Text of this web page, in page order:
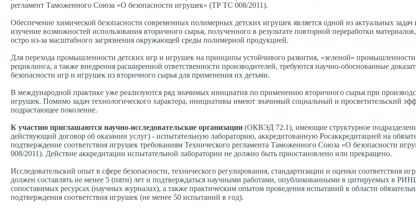
регламент Таможенного Союза «О безопасности игрушек» (ТР ТС 008/2011).
Обеспечение химической безопасности современных полимерных детских игрушек является одной из актуальных задач
изучение возможностей использования вторичного сырья, полученного в результате повторной переработки
остро из-за масштабного загрязнения окружающей среды полимерной продукцией.
Для перехода промышленности детских игр и игрушек на принципы устойчивого развития, «зеленой»
рециклинга, а также внедрения расширенной ответственности производителей, требуются научно-обоснованные
безопасности игр и игрушек из вторичного сырья для применения их детьми.
В международной практике уже реализуются ряд значимых инициатив по применению вторичного сырья при
игрушек. Помимо задач технологического характера, инициативы имеют значимый социальный и просветительский
подрастающее поколение.
К участию приглашаются научно-исследовательские организации (ОКВЭД 72.1), имеющие структурное
действующий договор об оказании услуг) - испытательную лабораторию, аккредитованную Росаккредитацией на
подтверждение соответствия игрушек требованиям Технического регламента Таможенного Союза «О безопасности
008/2011). Действие аккредитации испытательной лаборатории не должно быть приостановлено или прекращено.
Исследовательский опыт в сфере безопасности, технического регулирования, стандартизации и оценки соответствия
должен составлять не менее 5 (пяти) лет и подтверждаться научными работами, опубликованными в цитируемых в
сопоставимых ресурсах (научных журналах), а также практическим опытом проведения испытаний в области
подтверждения соответствия игрушек (не менее 50 испытаний в год).